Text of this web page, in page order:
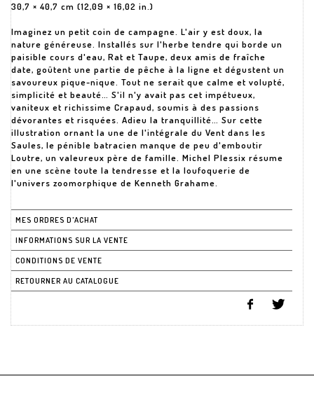
30,7 × 40,7 cm (12,09 × 16,02 in.)
Imaginez un petit coin de campagne. L'air y est doux, la
nature généreuse. Installés sur l'herbe tendre qui borde un
paisible cours d'eau, Rat et Taupe, deux amis de fraîche
date, goûtent une partie de pêche à la ligne et dégustent un
savoureux pique-nique. Tout ne serait que calme et volupté,
simplicité et beauté… S'il n'y avait pas cet impétueux,
vaniteux et richissime Crapaud, soumis à des passions
dévorantes et risquées. Adieu la tranquillité… Sur cette
illustration ornant la une de l'intégrale du Vent dans les
Saules, le pénible batracien manque de peu d'emboutir
Loutre, un valeureux père de famille. Michel Plessix résume
en une scène toute la tendresse et la loufoquerie de
l'univers zoomorphique de Kenneth Grahame.
MES ORDRES D'ACHAT
INFORMATIONS SUR LA VENTE
CONDITIONS DE VENTE
RETOURNER AU CATALOGUE